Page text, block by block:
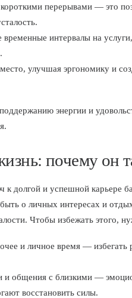
перерывами — это
временные интервалы на
улучшая эргономику и
энергии и
почему он
к долгой и успешной карьере
о личных интересах и
Чтобы избежать этого,
и личное время —
и общения с близкими —
восстановить силы.